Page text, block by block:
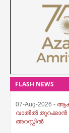
FLASH NEWS
05-Aug-2026 -
അന്വേഷണം ആറ്